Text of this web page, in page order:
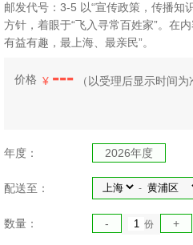
邮发代号：3-5 以“宣传政策，传播知
方针，着眼于“飞入寻常百姓家”。在
有益有趣，最上海、最亲民”。
价格 ¥ --- （ 以受理后显示时间为
年度： 2026年度
配送至： -
数量： - 份 +